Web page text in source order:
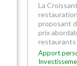
La
proposant
prix
restaurants
Apport